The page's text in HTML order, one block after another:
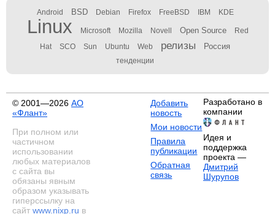
Android BSD Debian Firefox FreeBSD IBM KDE
Linux Microsoft Mozilla Novell Open Source Red
Hat SCO Sun Ubuntu Web релизы Россия
тенденции
© 2001—2026 АО
«Флант»
При полном или
частичном
использовании
любых материалов
с сайта вы
обязаны явным
образом указывать
гиперссылку на
сайт www.nixp.ru в
Добавить
новость
Мои новости
Правила
публикации
Обратная
связь
Разработано в
компании
Идея и
поддержка
проекта —
Дмитрий
Шурупов